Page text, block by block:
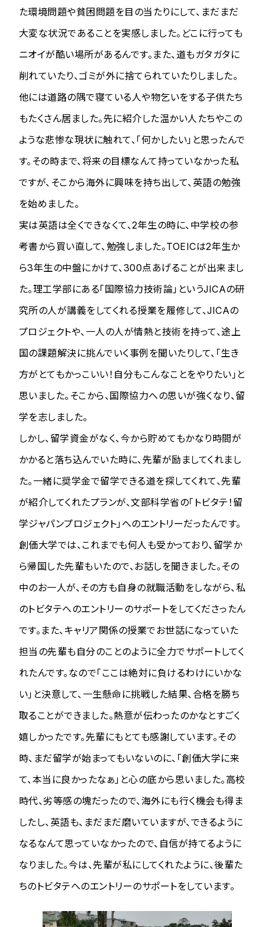
た環境問題や貧困問題を目の当たりにして、まだまだ
大変な状況であることを実感しました。どこに行っても
ニオイが酷い場所があるんです。また、道もガタガタに
削れていたり、ゴミが外に捨てられていたりしました。
他には道路の隅で寝ている人や物乞いをする子供たち
もたくさん居ました。先に紹介した温かい人たちやこの
ような悲惨な現状に触れて、「何かしたい」と思ったんで
す。その時まで、将来の目標なんて持っていなかった私
ですが、そこから海外に興味を持ち出して、英語の勉強
を始めました。
実は英語は全くできなくて、2年生の時に、中学校の参
考書から買い直して、勉強しました。TOEICは2年生か
ら3年生の中盤にかけて、300点あげることが出来まし
た。理工学部にある「国際協力技術論」というJICAの研
究所の人が講義をしてくれる授業を履修して、JICAの
プロジェクトや、一人の人が情熱と技術を持って、途上
国の課題解決に挑んでいく事例を聞いたりして、「生き
方がとてもかっこいい！自分もこんなことをやりたい」と
思いました。そこから、国際協力への思いが強くなり、留
学を志しました。
しかし、留学資金がなく、今から貯めてもかなり時間が
かかると落ち込んでいた時に、先輩が励ましてくれまし
た。一緒に奨学金で留学できる道を探してくれて、先輩
が紹介してくれたプランが、文部科学省の「トビタテ！留
学ジャパンプロジェクト」へのエントリーだったんです。
創価大学では、これまでも何人も受かっており、留学か
ら帰国した先輩もいたので、お話しを聞きました。その
中のお一人が、その方も自身の就職活動をしながら、私
のトビタテへのエントリーのサポートをしてくださったん
です。また、キャリア関係の授業でお世話になっていた
担当の先輩も自分のことのように全力でサポートしてく
れたんです。なので「ここは絶対に負けるわけにいかな
い」と決意して、一生懸命に挑戦した結果、合格を勝ち
取ることができました。熱意が伝わったのかなとすごく
嬉しかったです。先輩にもとても感謝しています。その
時、まだ留学が始まってもいないのに、「創価大学に来
て、本当に良かったなぁ」と心の底から思いました。高校
時代、劣等感の塊だったので、海外にも行く機会も得ま
したし、英語も、まだまだ磨いていますが、できるように
なるなんて思っていなかったので、自信が持てるように
なりました。今は、先輩が私にしてくれたように、後輩た
ちのトビタテへのエントリーのサポートをしています。